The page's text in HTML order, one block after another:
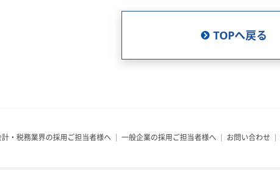
TOPへ戻る
計・税務業界の採用ご担当者様へ 一般企業の採用ご担当者様へ お問い合わせ